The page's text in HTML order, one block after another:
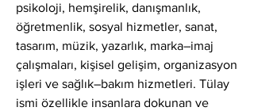
psikoloji, hemşirelik, danışmanlık,
öğretmenlik, sosyal hizmetler, sanat,
tasarım, müzik, yazarlık, marka–imaj
çalışmaları, kişisel gelişim, organizasyon
işleri ve sağlık–bakım hizmetleri. Tülay
ismi özellikle insanlara dokunan ve